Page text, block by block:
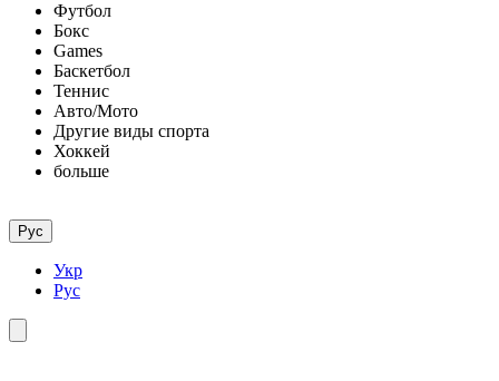
Футбол
Бокс
Games
Баскетбол
Теннис
Авто/Мото
Другие виды спорта
Хоккей
больше
Рус
Укр
Рус